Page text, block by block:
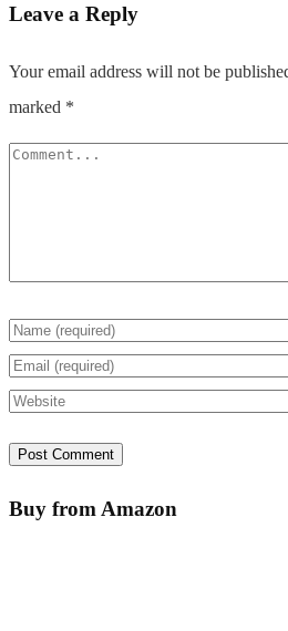
Leave a Reply
Your email address will not be
marked *
Buy from Amazon